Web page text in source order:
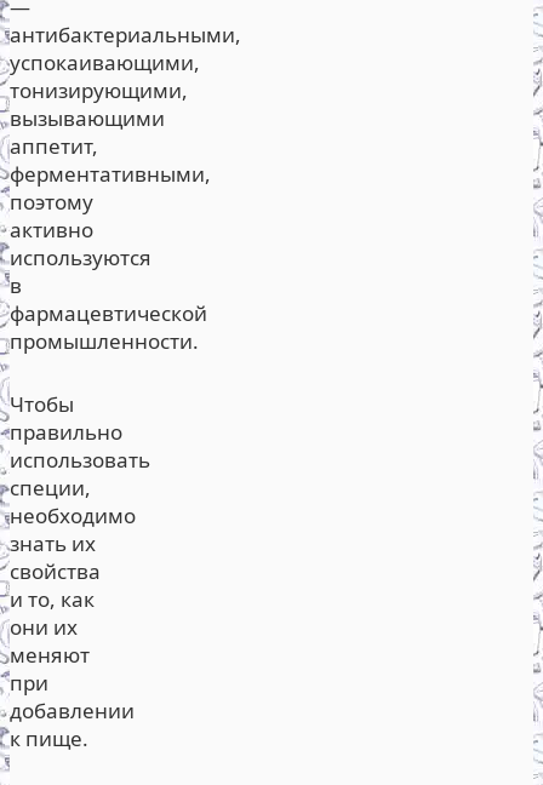
—
антибактериальными,
успокаивающими,
тонизирующими,
вызывающими
аппетит,
ферментативными,
поэтому
активно
используются
в
фармацевтической
промышленности.
Чтобы
правильно
использовать
специи,
необходимо
знать их
свойства
и то, как
они их
меняют
при
добавлении
к пище.